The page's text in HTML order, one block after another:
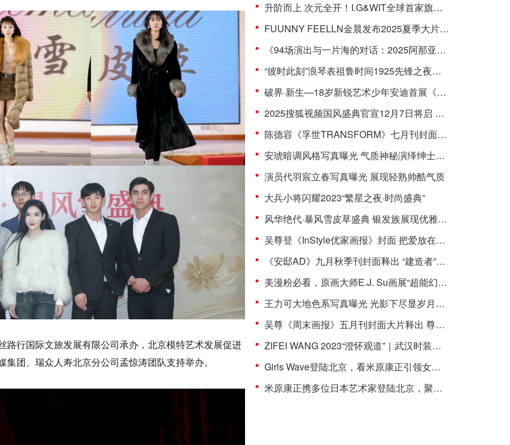
路行国际文旅发展有限公司承办，北京模特艺术发展促进
团、瑞众人寿北京分公司孟惊涛团队支持举办。
升阶而上 次元全开！I.G&WIT全球首家旗舰店新年焕新开业
FUUNNY FEELLN金晨发布2025夏季大片「自由态度」
《94场演出与一片海的对话：2025阿那亚戏剧节五年艺术征程再出发》
“彼时此刻”浪琴表祖鲁时间1925先锋之夜暨沉浸式体验
破界·新生—18岁新锐艺术少年安迪首展《andy·wu 未定义》
2025搜狐视频国风盛典官宣12月7日将启 关注流直播汉服舞乐之美
陈德容《孚世TRANSFORM》七月刊封面曝光，双面造型演绎经典之美
安琥暗调风格写真曝光 气质神秘演绎绅士魅力
演员代羽宸立春写真曝光 展现轻熟帅酷气质
大兵小将闪耀2023“繁星之夜·时尚盛典”
风华绝代·暴风雪皮草盛典 银发族展现优雅的时尚风采
吴尊登《InStyle优家画报》封面 把爱放在身上 定格温暖时光
《安邸AD》九月秋季刊封面释出 “建造者”吴尊为家人打造爱的家园
美漫粉必看，原画大师E.J. Su画展“超能幻想”8月26日拉开帷幕
王力可大地色系写真曝光 光影下尽显岁月静好
吴尊《周末画报》五月刊封面大片释出 尊享平衡慢生活
ZIFEI WANG 2023“澄怀观道”｜武汉时装周闭幕秀成功举办
Girls Wave登陆北京，看米原康正引领女性新浪潮
米原康正携多位日本艺术家登陆北京，聚焦当下时代的女性语境